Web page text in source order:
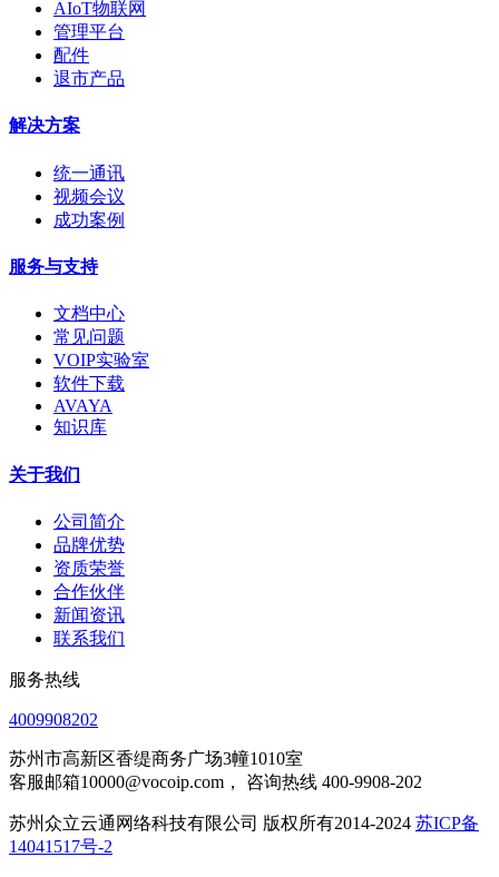
AIoT物联网
管理平台
配件
退市产品
解决方案
统一通讯
视频会议
成功案例
服务与支持
文档中心
常见问题
VOIP实验室
软件下载
AVAYA
知识库
关于我们
公司简介
品牌优势
资质荣誉
合作伙伴
新闻资讯
联系我们
服务热线
4009908202
苏州市高新区香缇商务广场3幢1010室
客服邮箱10000@vocoip.com， 咨询热线 400-9908-202
苏州众立云通网络科技有限公司 版权所有2014-2024 苏ICP备
14041517号-2